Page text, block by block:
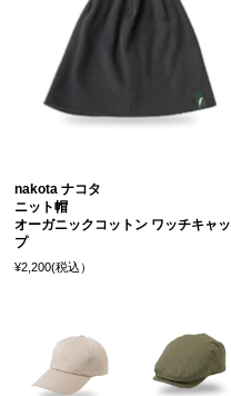
nakota ナコタ
ニット帽
オーガニックコットン ワッチキャッ
プ
¥2,200(税込）